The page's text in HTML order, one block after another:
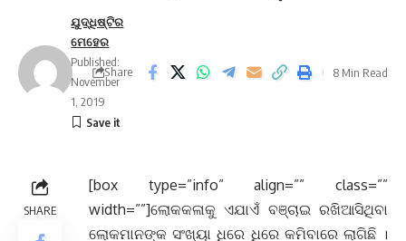
ଯୁଦ୍ଧିଷ୍ଟିର
ମେହେର
Published:
November
1, 2019
Share 8 Min Read
SHARE
[box type=”info” align=”” class=””
width=””]ଲୋକକଳାକୁ ଏଯାଏଁ ବଞ୍ଚାଇ ରଖିଆସିଥିବା
ଲୋକମାନଙ୍କ ସଂଖ୍ୟା ଧିରେ ଧିରେ କମିବାରେ ଲାଗିଛି ।